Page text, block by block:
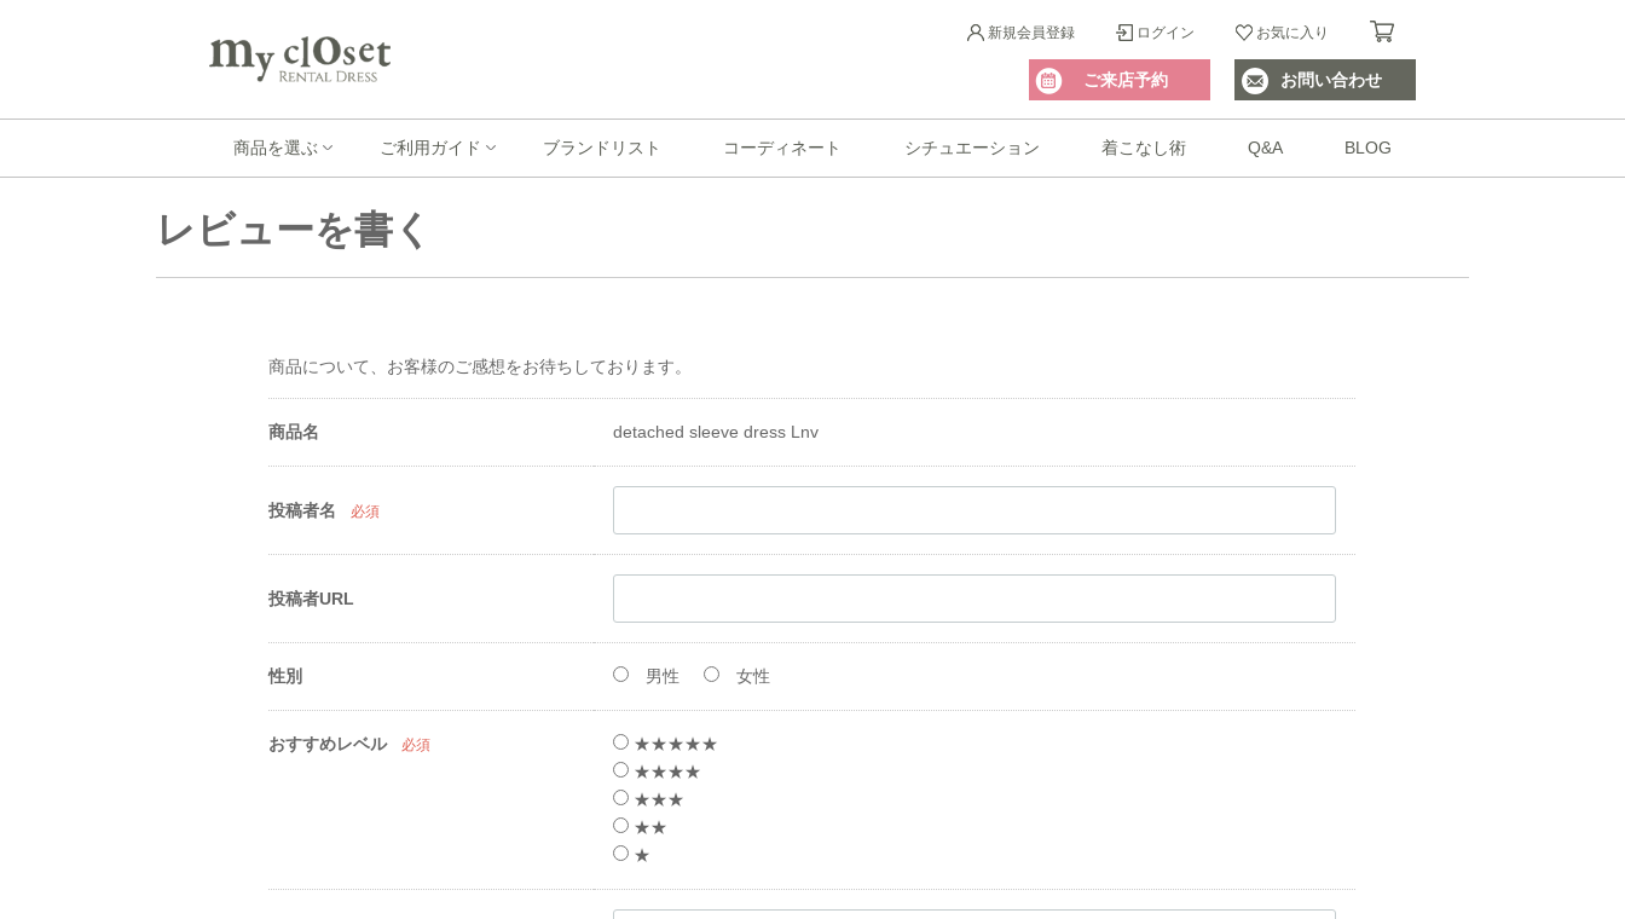
新規会員登録 ログイン お気に入り
ご来店予約 お問い合わせ
商品を選ぶ ご利用ガイド ブランドリスト コーディネート シチュエーション 着こなし術 Q&A BLOG
レビューを書く
商品について、お客様のご感想をお待ちしております。
商品名 detached sleeve dress Lnv
投稿者名 必須
投稿者URL
性別 男性 女性
おすすめレベル 必須
★★★★★
★★★★
★★★
★★
★